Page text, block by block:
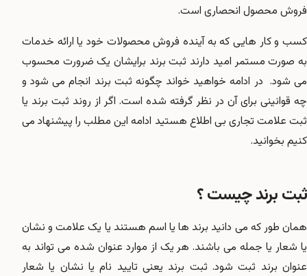
فروش محصول انحصاری است.
کسب و کار هایی که به آینده فروش محصولات خود یا ارائه خدمات
به صورت مستمر امید دارند ثبت برند برایشان یک ضرورت محسوب
می شود. در ادامه خواهید خواند چگونه ثبت برند انجام می شود و
چه قوانینی برای آن در نظر گرفته شده است. اگر از روند ثبت برند یا
ثبت علامت تجاری بی اطلاع هستید ادامه این مطلب را پیشنهاد می
کنیم بخوانید.
ثبت برند چیست ؟
همان طور که می دانید برند ها یا اسم هستند یا یک علامت و نشان
یا شعار یا جمله می باشند. هر یک از موارد عنوان شده می تواند به
عنوان برند ثبت شود. ثبت برند یعنی تایید نام یا نشان یا شعار